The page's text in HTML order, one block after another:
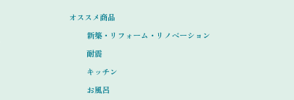
オススメ商品
新築・リフォーム・リノベーション
耐震
キッチン
お風呂